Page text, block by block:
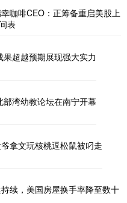
咖啡CEO：正筹备重启美股上
表
超越预期展现强大实力
湾幼教论坛在南宁开幕
拿文玩核桃逗松鼠被叼走
续，美国房屋换手率降至数十